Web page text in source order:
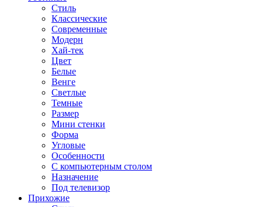
Стиль
Классические
Современные
Модерн
Хай-тек
Цвет
Белые
Венге
Светлые
Темные
Размер
Мини стенки
Форма
Угловые
Особенности
С компьютерным столом
Назначение
Под телевизор
Прихожие